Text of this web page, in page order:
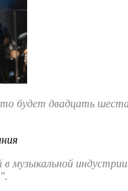
будет двадцать